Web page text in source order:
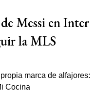
Messi en Inter
la MLS